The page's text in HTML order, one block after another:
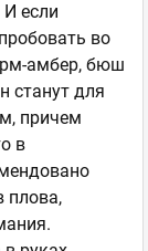
И если
во
амбер, бюш
станут для
причем
в
плова,